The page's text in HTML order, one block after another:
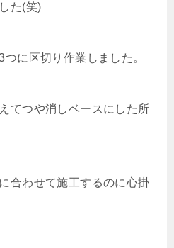
た(笑)
に区切り作業しました。
てつや消しベースにした所
合わせて施工するのに心掛